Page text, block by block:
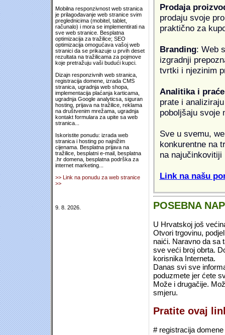
Mobilna responzivnost web stranica
je prilagođavanje web stranice svim
preglednicima (mobitel, tablet,
računalo) i mora se implementirati na
sve web stranice. Besplatna
optimizacija za tražilice; SEO
optimizacija omogućava vašoj web
stranici da se prikazuje u prvih deset
rezultata na tražilicama za pojmove
koje pretražuju vaši budući kupci.
Dizajn responzivnih web stranica,
registracija domene, izrada CMS
stranica, ugradnja web shopa,
implementacija plaćanja karticama,
ugradnja Google analyticsa, siguran
hosting, prijava na tražilice, reklama
na društvenim mrežama, ugradnja
kontakt formulara za upite sa web
stranica...
Iskoristite ponudu: izrada web
stranica i hosting po najnižim
cijenama. Besplatna prijava na
tražilice, besplatni e-mail, besplatna
.hr domena, besplatna podrška za
internet marketing...
>> Link na ponudu za web stranice
>>
9. 8. 2026.
Prodaja
prodaju svoje
praktično za
Branding: Web
izgradnji
tvrtki i njezinim
Analitika i
prate i
poboljšaju svoje
Sve u svemu,
konkurentne na
na najučinkovitiji
Link na našu
POSEBNA
U Hrvatskoj još
Otvori trgovinu,
naići. Naravno da sa
sve veći broj obrta.
korisnika Interneta.
Danas svi sve
poduzmete jer ćete
Može i drugačije.
smjeru.
Pratite ovaj
# registracija